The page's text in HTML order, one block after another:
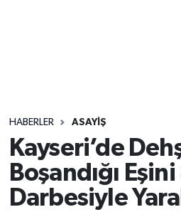
HABERLER ASAYIŞ
Kayseri’de
Boşandığı
Darbesiyle
Yaşam